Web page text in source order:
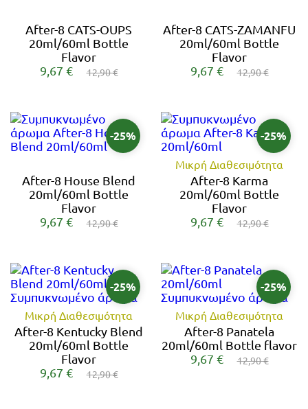
After-8 CATS-OUPS
20ml/60ml Bottle
Flavor
9,67 €
12,90 €
After-8 CATS-ZAMANFU
20ml/60ml Bottle
Flavor
9,67 €
12,90 €
-25%
After-8 House Blend
20ml/60ml Bottle
Flavor
9,67 €
12,90 €
-25%
Μικρή Διαθεσιμότητα
After-8 Karma
20ml/60ml Bottle
Flavor
9,67 €
12,90 €
-25%
Μικρή Διαθεσιμότητα
After-8 Kentucky Blend
20ml/60ml Bottle
Flavor
9,67 €
12,90 €
-25%
Μικρή Διαθεσιμότητα
After-8 Panatela
20ml/60ml Bottle flavor
9,67 €
12,90 €